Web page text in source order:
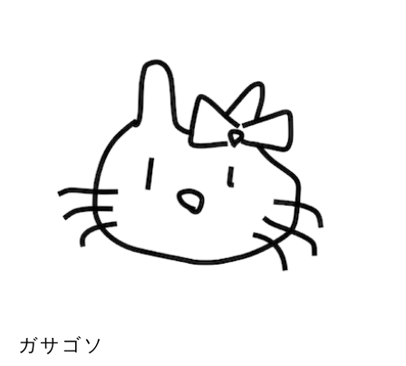
ガサゴソ